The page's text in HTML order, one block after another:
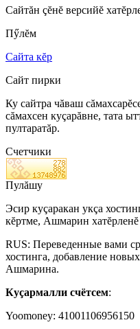
Сайтăн çĕнĕ версийĕ
Пӳлĕм
Сайта кĕр
Сайт пирки
Ку сайтра чăваш
сăмахсен куçарăвне, тата
пултаратăр.
Счетчики
Пулăшу
Эсир куçаракан укçа
кĕртме, Ашмарин
RUS: Переведенные вами
хостинга, добавление
Ашмарина.
Куçармалли счётсем:
Yoomoney: 41001106956150